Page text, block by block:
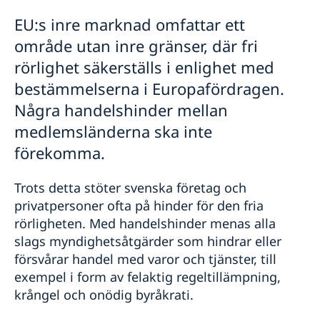
Dataskyddspolicy
Ambassadens personal
Ambassadbyggnaden
Vi är en resurs för svenska företag
Team Sweden
Så kan du få stöd
Svenska företag i Tanzania
Anmäl handelshinder
Nyheter
EU:s inre marknad omfattar ett
område utan inre gränser, där fri
rörlighet säkerställs i enlighet med
bestämmelserna i Europafördragen.
Några handelshinder mellan
medlemsländerna ska inte
förekomma.
Trots detta stöter svenska företag och
privatpersoner ofta på hinder för den fria
rörligheten. Med handelshinder menas alla
slags myndighetsåtgärder som hindrar eller
försvårar handel med varor och tjänster, till
exempel i form av felaktig regeltillämpning,
krångel och onödig byråkrati.